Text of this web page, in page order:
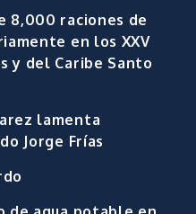
8,000 raciones de
en los XXV
y del Caribe Santo
lamenta
Jorge Frías